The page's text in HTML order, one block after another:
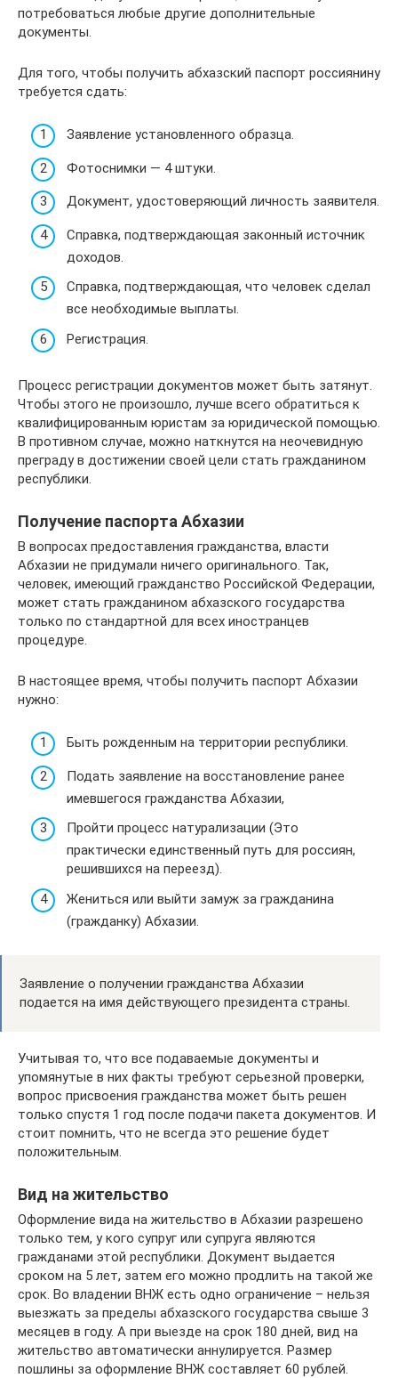
потребоваться любые другие дополнительные
документы.
Для того, чтобы получить абхазский паспорт россиянину
требуется сдать:
Заявление установленного образца.
Фотоснимки — 4 штуки.
Документ, удостоверяющий личность заявителя.
Справка, подтверждающая законный источник
доходов.
Справка, подтверждающая, что человек сделал
все необходимые выплаты.
Регистрация.
Процесс регистрации документов может быть затянут.
Чтобы этого не произошло, лучше всего обратиться к
квалифицированным юристам за юридической помощью.
В противном случае, можно наткнутся на неочевидную
преграду в достижении своей цели стать гражданином
республики.
Получение паспорта Абхазии
В вопросах предоставления гражданства, власти
Абхазии не придумали ничего оригинального. Так,
человек, имеющий гражданство Российской Федерации,
может стать гражданином абхазского государства
только по стандартной для всех иностранцев
процедуре.
В настоящее время, чтобы получить паспорт Абхазии
нужно:
Быть рожденным на территории республики.
Подать заявление на восстановление ранее
имевшегося гражданства Абхазии,
Пройти процесс натурализации (Это
практически единственный путь для россиян,
решившихся на переезд).
Жениться или выйти замуж за гражданина
(гражданку) Абхазии.
Заявление о получении гражданства Абхазии
подается на имя действующего президента страны.
Учитывая то, что все подаваемые документы и
упомянутые в них факты требуют серьезной проверки,
вопрос присвоения гражданства может быть решен
только спустя 1 год после подачи пакета документов. И
стоит помнить, что не всегда это решение будет
положительным.
Вид на жительство
Оформление вида на жительство в Абхазии разрешено
только тем, у кого супруг или супруга являются
гражданами этой республики. Документ выдается
сроком на 5 лет, затем его можно продлить на такой же
срок. Во владении ВНЖ есть одно ограничение – нельзя
выезжать за пределы абхазского государства свыше 3
месяцев в году. А при выезде на срок 180 дней, вид на
жительство автоматически аннулируется. Размер
пошлины за оформление ВНЖ составляет 60 рублей.